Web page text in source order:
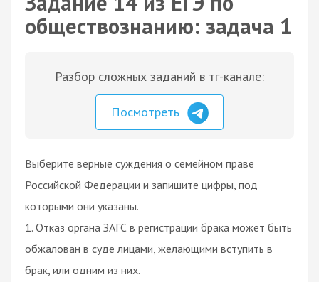
обществознанию: задача 1
Разбор сложных заданий в тг-канале:
Посмотреть
Выберите верные суждения о семейном праве
Российской Федерации и запишите цифры, под
которыми они указаны.
1. Отказ органа ЗАГС в регистрации брака может быть
обжалован в суде лицами, желающими вступить в
брак, или одним из них.